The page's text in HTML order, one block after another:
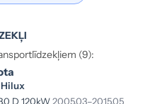
(9):
Hilux
D 120kW 2005.03–2015.05